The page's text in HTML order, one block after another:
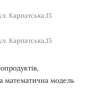
Карпатська,15
Карпатська,15
математична модель